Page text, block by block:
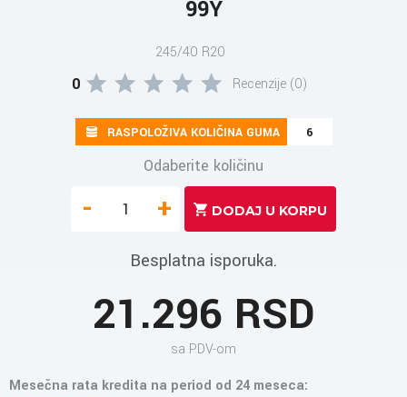
99Y
245/40 R20
0 Recenzije (0)
RASPOLOŽIVA KOLIČINA GUMA 6
Odaberite količinu
- +
Besplatna isporuka.
21.296 RSD
sa PDV-om
Mesečna rata kredita na period od 24 meseca: